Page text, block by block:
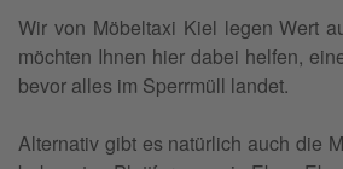
Wir von Möbeltaxi Kiel legen Wert
möchten Ihnen hier dabei helfen,
bevor alles im Sperrmüll landet.
Alternativ gibt es natürlich auch die